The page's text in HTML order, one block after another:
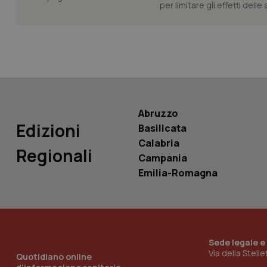
per limitare gli effetti delle
Edizioni
Regionali
Abruzzo
Basilicata
Calabria
Campania
Emilia-Romagna
Quotidiano online
Sede legale
Via della
Nome